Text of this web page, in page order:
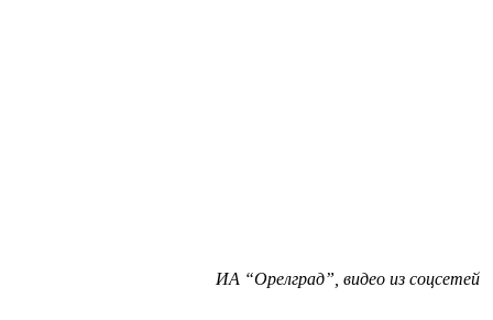
ИА “Орелград”, видео из соцсетей